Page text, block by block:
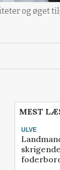
og øget
MEST
ULVE